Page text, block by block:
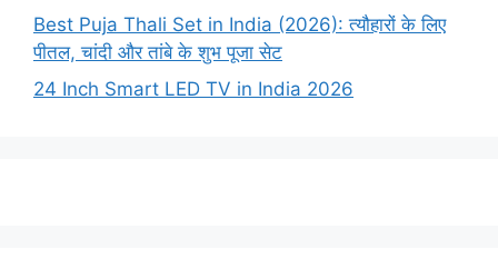
Best Puja Thali Set in India (2026): त्यौहारों के लिए
पीतल, चांदी और तांबे के शुभ पूजा सेट
24 Inch Smart LED TV in India 2026